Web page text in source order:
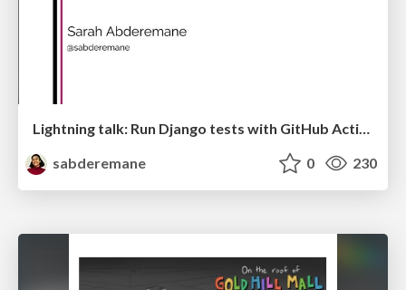
Lightning talk: Run Django tests with GitHub Actions
sabderemane
0 230